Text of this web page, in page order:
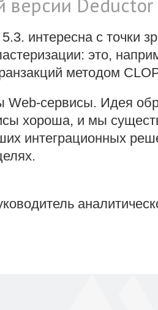
версии Deductor
интересна с точки
это,
методом
Web-сервисы. Идея
хороша, и мы
интеграционных